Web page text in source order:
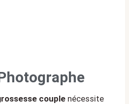
couple nécessite